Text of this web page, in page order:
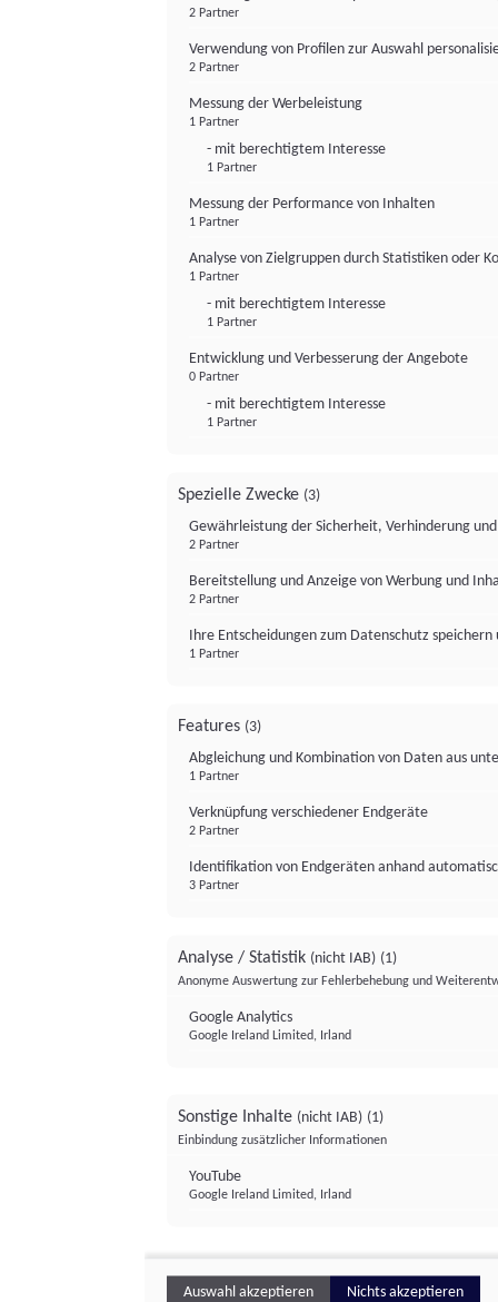
2 Partner
Verwendung von Profilen zur Auswahl
2 Partner
Messung der Werbeleistung
1 Partner
- mit berechtigtem Interesse
1 Partner
Messung der Performance von Inhalten
1 Partner
Analyse von Zielgruppen durch Statistiken oder
1 Partner
- mit berechtigtem Interesse
1 Partner
Entwicklung und Verbesserung der Angebote
0 Partner
- mit berechtigtem Interesse
1 Partner
Spezielle Zwecke (3)
Gewährleistung der Sicherheit, Verhinderung
2 Partner
Bereitstellung und Anzeige von Werbung und
2 Partner
Ihre Entscheidungen zum Datenschutz
1 Partner
Features (3)
Abgleichung und Kombination von Daten aus
1 Partner
Verknüpfung verschiedener Endgeräte
2 Partner
Identifikation von Endgeräten anhand
3 Partner
Analyse / Statistik (nicht IAB) (1)
Anonyme Auswertung zur Fehlerbehebung und
Google Analytics
Google Ireland Limited, Irland
Sonstige Inhalte (nicht IAB) (1)
Einbindung zusätzlicher Informationen
YouTube
Google Ireland Limited, Irland
Auswahl akzeptieren Nichts akzeptieren